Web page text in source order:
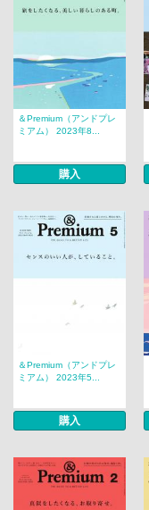
＆Premium（アンドプレ
ミアム） 2023年8...
購入
＆Premium（アンドプレ
ミアム） 2023年5...
購入